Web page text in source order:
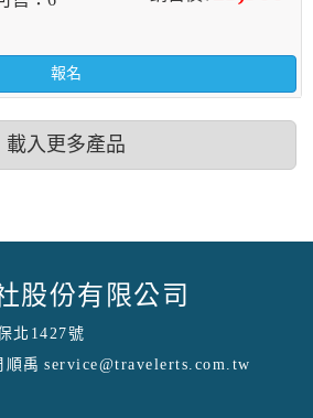
報名
載入更多產品
股份有限公司
北1427號
順禹 service@travelerts.com.tw